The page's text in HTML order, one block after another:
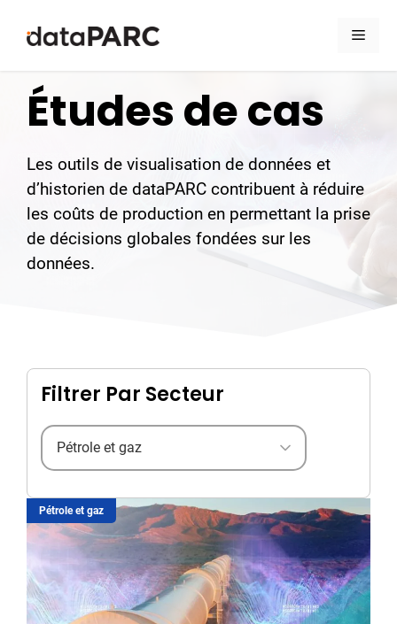
Études de cas
Les outils de visualisation de données et
d’historien de dataPARC contribuent à réduire
les coûts de production en permettant la prise
de décisions globales fondées sur les
données.
Filtrer Par Secteur
Filter by industry
Pétrole et gaz